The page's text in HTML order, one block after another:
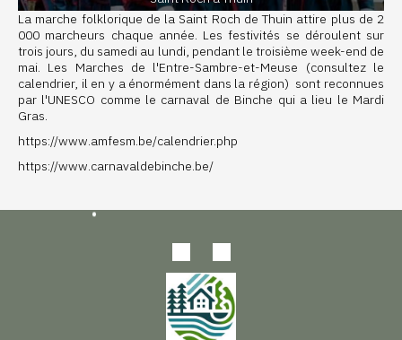
La marche folklorique de la Saint Roch de Thuin attire plus de 2
000 marcheurs chaque année. Les festivités se déroulent sur
trois jours, du samedi au lundi, pendant le troisième week-end de
mai. Les Marches de l'Entre-Sambre-et-Meuse (consultez le
calendrier, il en y a énormément dans la région) sont reconnues
par l'UNESCO comme le carnaval de Binche qui a lieu le Mardi
Gras.
https://www.amfesm.be/calendrier.php
https://www.carnavaldebinche.be/